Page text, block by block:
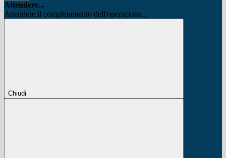
Attendere...
Attendere il completamento dell'operazione...
Chiudi